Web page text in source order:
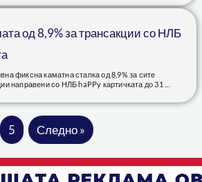
од 8,9% за трансакции со НЛБ
фиксна каматна стапка од 8,9% за сите
направени со НЛБ haPPy картичката до 31 …
5 Следно »